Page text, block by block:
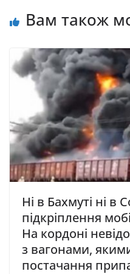
Вам також
Ні в Бахмуті ні в
підкріплення
На кордоні
з вагонами,
постачання